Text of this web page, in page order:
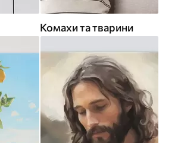
Комахи та тварини